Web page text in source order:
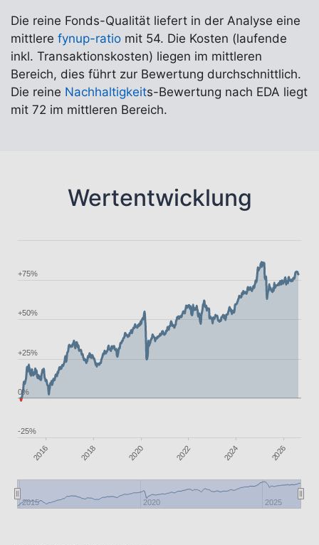
Die reine Fonds-Qualität liefert in der Analyse eine
mittlere fynup-ratio mit 54. Die Kosten (laufende
inkl. Transaktionskosten) liegen im mittleren
Bereich, dies führt zur Bewertung durchschnittlich.
Die reine Nachhaltigkeits-Bewertung nach EDA liegt
mit 72 im mittleren Bereich.
Wertentwicklung
2016 2018 2020 2022 2024 2026
2015 2020 2025
-25%
0%
+25%
+50%
+75%